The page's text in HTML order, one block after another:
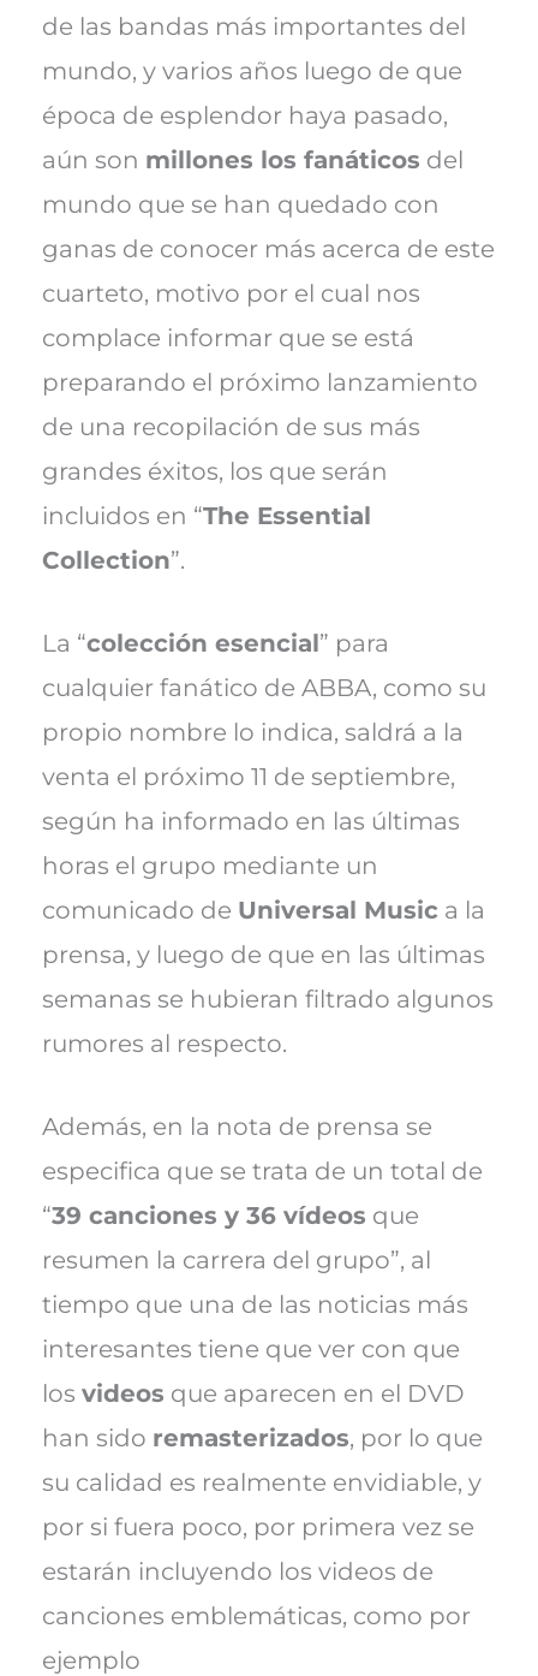
de las bandas más importantes del
mundo, y varios años luego de que
época de esplendor haya pasado,
aún son millones los fanáticos del
mundo que se han quedado con
ganas de conocer más acerca de este
cuarteto, motivo por el cual nos
complace informar que se está
preparando el próximo lanzamiento
de una recopilación de sus más
grandes éxitos, los que serán
incluidos en “The Essential
Collection”.
La “colección esencial” para
cualquier fanático de ABBA, como su
propio nombre lo indica, saldrá a la
venta el próximo 11 de septiembre,
según ha informado en las últimas
horas el grupo mediante un
comunicado de Universal Musica la
prensa, y luego de que en las últimas
semanas se hubieran filtrado algunos
rumores al respecto.
Además, en la nota de prensa se
especifica que se trata de un total de
“39 canciones y 36 vídeos que
resumen la carrera del grupo”, al
tiempo que una de las noticias más
interesantes tiene que ver con que
los videos que aparecen en el DVD
han sido remasterizados, por lo que
su calidad es realmente envidiable, y
por si fuera poco, por primera vez se
estarán incluyendo los videos de
canciones emblemáticas, como por
ejemplo